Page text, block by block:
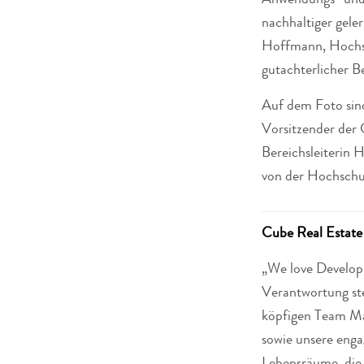
nachhaltiger
Hoffmann,
gutachterlicher
Auf dem Foto
Vorsitzender der
Bereichsleiterin
von der
Cube Real
„We love
Verantwortung
köpfigen Team
sowie unsere